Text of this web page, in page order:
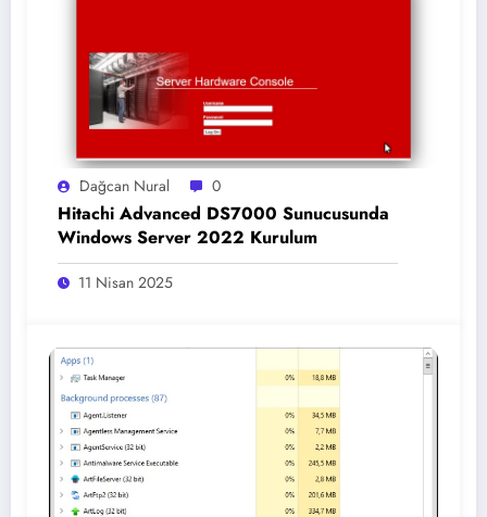
Dağcan Nural 0
Hitachi Advanced DS7000 Sunucusunda
Windows Server 2022 Kurulum
11 Nisan 2025